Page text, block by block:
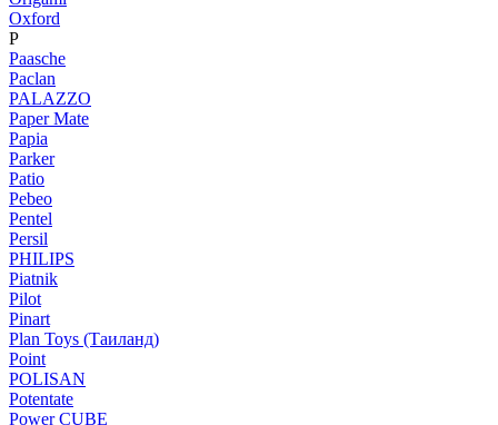
Oxford
P
Paasche
Paclan
PALAZZO
Paper Mate
Papia
Parker
Patio
Pebeo
Pentel
Persil
PHILIPS
Piatnik
Pilot
Pinart
Plan Toys (Таиланд)
Point
POLISAN
Potentate
Power CUBE